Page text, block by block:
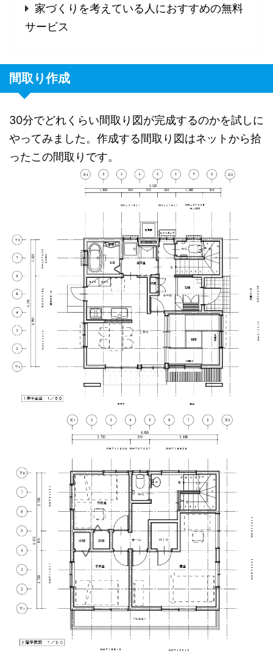
家づくりを考えている人におすすめの無料
サービス
間取り作成
30分でどれくらい間取り図が完成するのかを試しに
やってみました。作成する間取り図はネットから拾
ったこの間取りです。